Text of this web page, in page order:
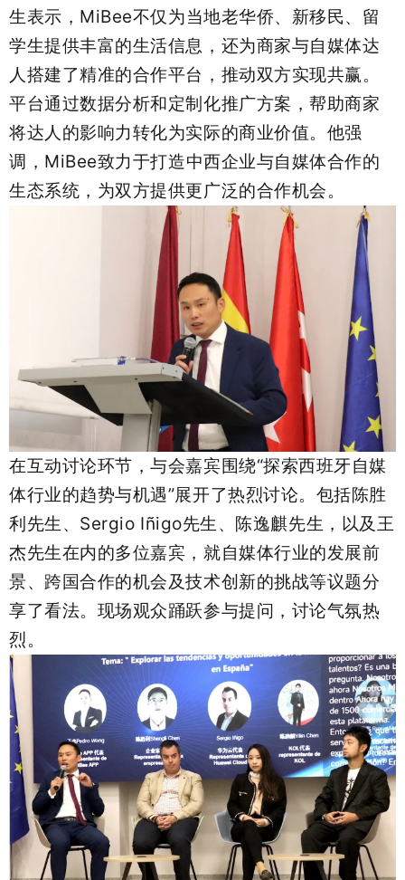
生表示，MiBee不仅为当地老华侨、新移民、留
学生提供丰富的生活信息，还为商家与自媒体达
人搭建了精准的合作平台，推动双方实现共赢。
平台通过数据分析和定制化推广方案，帮助商家
将达人的影响力转化为实际的商业价值。他强
调，MiBee致力于打造中西企业与自媒体合作的
生态系统，为双方提供更广泛的合作机会。
在互动讨论环节，与会嘉宾围绕“探索西班牙自媒
体行业的趋势与机遇”展开了热烈讨论。包括陈胜
利先生、Sergio Iñigo先生、陈逸麒先生，以及王
杰先生在内的多位嘉宾，就自媒体行业的发展前
景、跨国合作的机会及技术创新的挑战等议题分
享了看法。现场观众踊跃参与提问，讨论气氛热
烈。